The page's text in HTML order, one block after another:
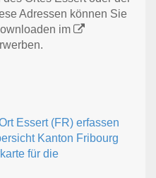
Adressen können Sie
im
Essert (FR) erfassen
Kanton Fribourg
für die